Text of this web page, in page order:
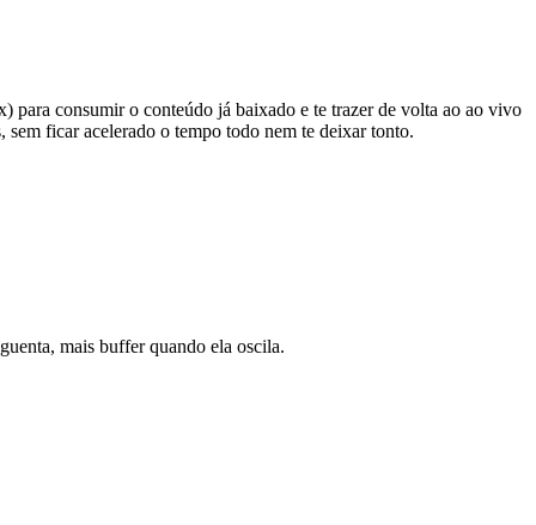
para consumir o conteúdo já baixado e te trazer de volta ao ao vivo
ficar acelerado o tempo todo nem te deixar tonto.
mais buffer quando ela oscila.